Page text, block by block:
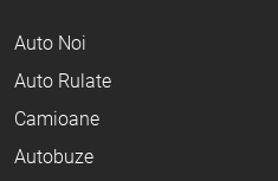
Auto Noi
Auto Rulate
Camioane
Autobuze